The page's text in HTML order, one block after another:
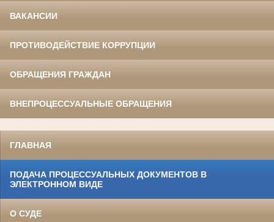
ВАКАНСИИ
ПРОТИВОДЕЙСТВИЕ КОРРУПЦИИ
ОБРАЩЕНИЯ ГРАЖДАН
ВНЕПРОЦЕССУАЛЬНЫЕ ОБРАЩЕНИЯ
ГЛАВНАЯ
ПОДАЧА ПРОЦЕССУАЛЬНЫХ ДОКУМЕНТОВ В
ЭЛЕКТРОННОМ ВИДЕ
О СУДЕ